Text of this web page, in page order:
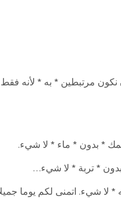
مرتبطين * به * لأنه
* بدون * ماء * لا شيء.
* تربة * لا شيء…
لا شيء. اتمنى لكم يوما